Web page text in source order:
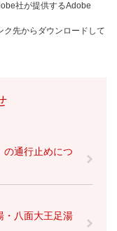
社が提供するAdobe
先からダウンロードして
の通行止めにつ
・八面大王足湯